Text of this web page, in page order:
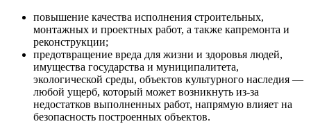
повышение качества исполнения строительных,
монтажных и проектных работ, а также капремонта и
реконструкции;
предотвращение вреда для жизни и здоровья людей,
имущества государства и муниципалитета,
экологической среды, объектов культурного наследия —
любой ущерб, который может возникнуть из-за
недостатков выполненных работ, напрямую влияет на
безопасность построенных объектов.